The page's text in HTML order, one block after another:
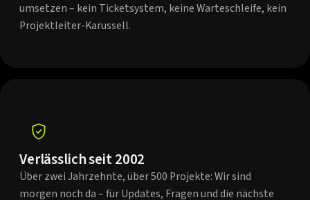
umsetzen – kein Ticketsystem, keine Warteschleife, kein
Projektleiter-Karussell.
Verlässlich seit 2002
Über zwei Jahrzehnte, über 500 Projekte: Wir sind
morgen noch da – für Updates, Fragen und die nächste